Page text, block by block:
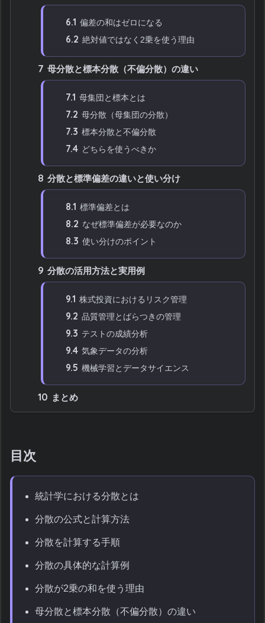
6.1 偏差の和はゼロになる
6.2 絶対値ではなく2乗を使う理由
7 母分散と標本分散（不偏分散）の違い
7.1 母集団と標本とは
7.2 母分散（母集団の分散）
7.3 標本分散と不偏分散
7.4 どちらを使うべきか
8 分散と標準偏差の違いと使い分け
8.1 標準偏差とは
8.2 なぜ標準偏差が必要なのか
8.3 使い分けのポイント
9 分散の活用方法と実用例
9.1 株式投資におけるリスク管理
9.2 品質管理とばらつきの管理
9.3 テストの成績分析
9.4 気象データの分析
9.5 機械学習とデータサイエンス
10 まとめ
目次
統計学における分散とは
分散の公式と計算方法
分散を計算する手順
分散の具体的な計算例
分散が2乗の和を使う理由
母分散と標本分散（不偏分散）の違い